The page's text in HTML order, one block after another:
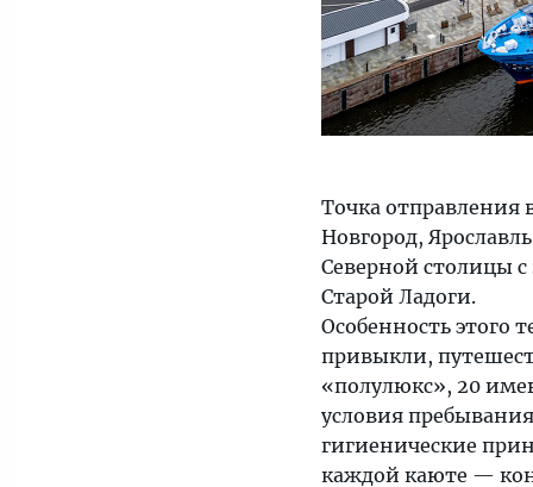
Точка
Новгород,
Северной столицы
Старой Ладоги.
Особенность этого
привыкли,
«полулюкс», 20
условия
гигиенические
каждой каюте —